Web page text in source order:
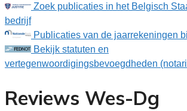
Zoek publicaties in het Belgisch
bedrijf
Publicaties van de jaarrekeningen
Bekijk statuten en
vertegenwoordigingsbevoegdheden
Reviews Wes-Dg